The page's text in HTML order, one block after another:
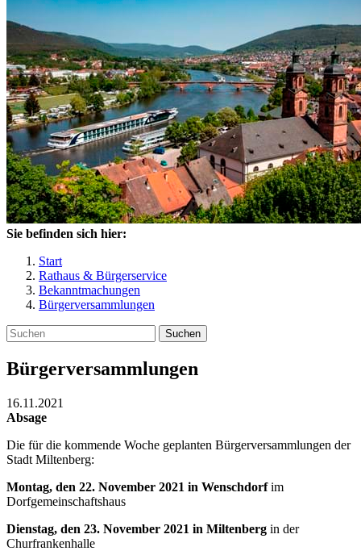
Sie befinden sich hier:
Start
Rathaus & Bürgerservice
Bekanntmachungen
Bürgerversammlungen
Suchen
Bürgerversammlungen
16.11.2021
Absage
Die für die kommende Woche geplanten Bürgerversammlungen der
Stadt Miltenberg:
Montag, den 22. November 2021 in Wenschdorfim
Dorfgemeinschaftshaus
Dienstag, den 23. November 2021 in Miltenberg in der
Churfrankenhalle